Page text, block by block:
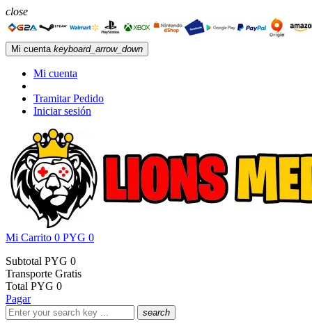
close
Mi cuenta keyboard_arrow_down
Mi cuenta
Tramitar Pedido
Iniciar sesión
Mi Carrito 0 PYG 0
Subtotal PYG 0
Transporte Gratis
Total PYG 0
Pagar
search